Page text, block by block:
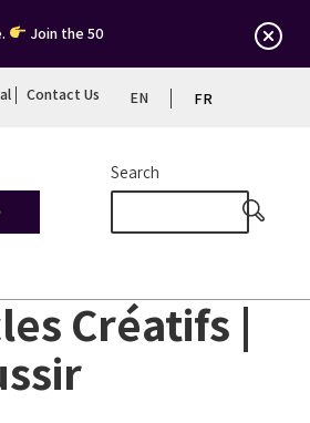
Join the 50
Contact Us EN FR
Search
Créatifs |